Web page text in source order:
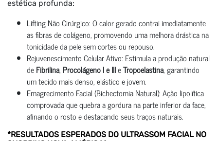
estética profunda:
Lifting Não Cirúrgico:O calor gerado contrai imediatamente
as fibras de colágeno, promovendo uma melhora drástica na
tonicidade da pele sem cortes ou repouso.
Rejuvenescimento Celular Ativo: Estimula a produção natural
deFibrilina, Procolágeno I e IIIeTropoelastina, garantindo
um tecido mais denso, elástico e jovem.
Emagrecimento Facial (Bichectomia Natural):Ação lipolítica
comprovada que quebra a gordura na parte inferior da face,
afinando o rosto e destacando seus traços naturais.
*RESULTADOS ESPERADOS DO ULTRASSOM FACIAL NO